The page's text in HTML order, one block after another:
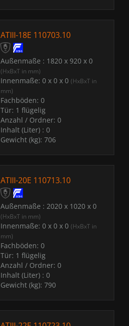
ATIII-18E 110703.10
Außenmaße : 1820 x 920 x 0
(HxBxT in mm)
Innenmaße: 0 x 0 x 0 (HxBxT in
mm)
Fachböden: 0
Tür: 1 flügelig
Anzahl / Ordner: 0
Inhalt (Liter) : 0
Gewicht (kg): 706
ATIII-20E 110713.10
Außenmaße : 2020 x 1020 x 0
(HxBxT in mm)
Innenmaße: 0 x 0 x 0 (HxBxT in
mm)
Fachböden: 0
Tür: 1 flügelig
Anzahl / Ordner: 0
Inhalt (Liter) : 0
Gewicht (kg): 790